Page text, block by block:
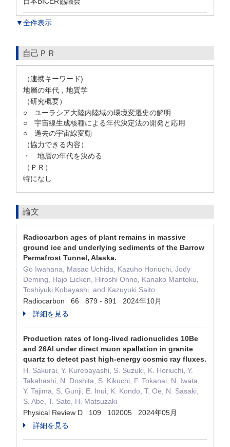
▼全件表示
自己ＰＲ
（連携キーワード)
地層の年代，地質学
（研究概要）
○ ユーラシア大陸内陸域の環境変遷史の解明
○ 宇宙線生成核種による年代決定法の開発と応用
○ 過去の宇宙線変動
（協力できる内容）
・ 地層の年代を決める
（ＰＲ）
特になし
論文
Radiocarbon ages of plant remains in massive
ground ice and underlying sediments of the Barrow
Permafrost Tunnel, Alaska.
Go Iwahana, Masao Uchida, Kazuho Horiuchi, Jody
Deming, Hajo Eicken, Hiroshi Ohno, Kanako Mantoku,
Toshiyuki Kobayashi, and Kazuyuki Saito
Radiocarbon 66 879 - 891 2024年10月
詳細を見る
Production rates of long-lived radionuclides 10Be
and 26Al under direct muon spallation in granite
quartz to detect past high-energy cosmic ray fluxes.
H. Sakurai, Y. Kurebayashi, S. Suzuki, K. Horiuchi, Y.
Takahashi, N. Doshita, S. Kikuchi, F. Tokanai, N. Iwata,
Y. Tajima, S. Gunji, E. Inui, K. Kondo, T. Oe, N. Sasaki,
S. Abe, T. Sato, H. Matsuzaki
Physical Review D 109 102005 2024年05月
詳細を見る